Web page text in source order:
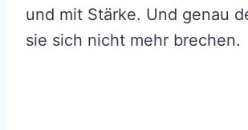
und mit Stärke. Und genau
sie sich nicht mehr brechen.